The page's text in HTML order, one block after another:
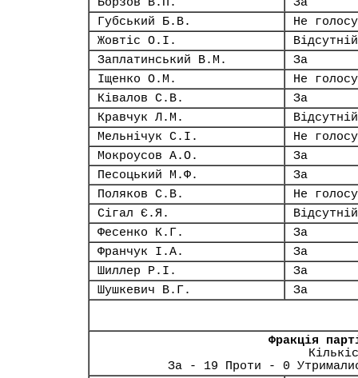
Губський Б.В.
Не
Жовтіс О.І.
Відсутній
Заплатинський В.М.
За
Іщенко О.М.
Не
Ківалов С.В.
За
Кравчук Л.М.
Відсутній
Мельнічук С.І.
Не
Мокроусов А.О.
За
Песоцький М.Ф.
За
Поляков С.В.
Не
Сігал Є.Я.
Відсутній
Фесенко К.Г.
За
Франчук І.А.
За
Шиллер Р.І.
За
Шушкевич В.Г.
За
Фракція
За - 19 Проти - 0